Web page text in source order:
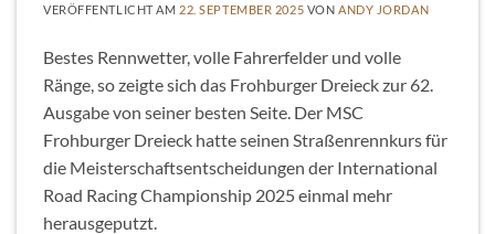
VERÖFFENTLICHT AM 22. SEPTEMBER 2025 VON ANDY JORDAN
Bestes Rennwetter, volle Fahrerfelder und volle
Ränge, so zeigte sich das Frohburger Dreieck zur 62.
Ausgabe von seiner besten Seite. Der MSC
Frohburger Dreieck hatte seinen Straßenrennkurs für
die Meisterschaftsentscheidungen der International
Road Racing Championship 2025 einmal mehr
herausgeputzt.